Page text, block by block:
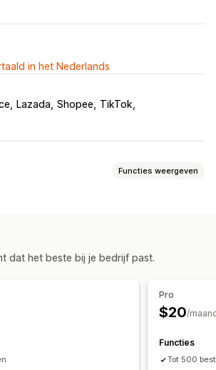
in het Nederlands
Lazada Shopee
TikTok
Functies weergeven
dat het beste bij je bedrijf past.
Pro
$20/
Functies
Tot 500